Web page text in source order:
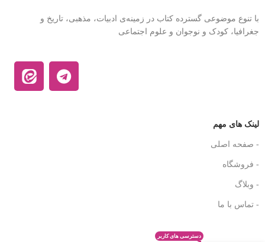
با تنوع موضوعی گسترده کتاب در زمینه‌ی ادبیات، مذهبی، تاریخ و
جغرافیا، کودک و نوجوان و علوم اجتماعی
لینک های مهم
- صفحه اصلی
- فروشگاه
- وبلاگ
- تماس با ما
دسترسی های کاربر